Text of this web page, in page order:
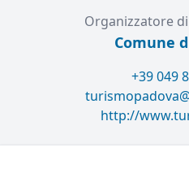
Organizzatore di
Comune
+39 049
http://